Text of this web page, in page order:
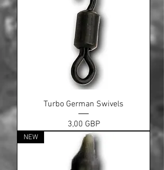
Turbo German Swivels
Ціна
3,00 GBP
NEW